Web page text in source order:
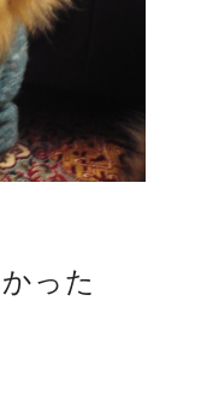
った